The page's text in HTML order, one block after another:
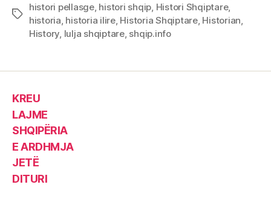
Tags
histori pellasge, histori shqip, Histori Shqiptare,
historia, historia ilire, Historia Shqiptare, Historian,
History, lulja shqiptare, shqip.info
KREU
LAJME
SHQIPËRIA
E ARDHMJA
JETË
DITURI